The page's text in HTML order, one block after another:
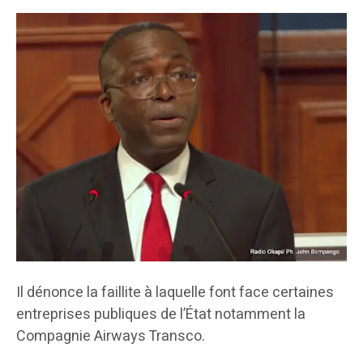
Il dénonce la faillite à laquelle font face certaines
entreprises publiques de l’État notamment la
Compagnie Airways Transco.